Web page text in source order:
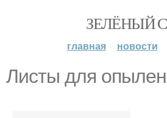
ЗЕЛЁНЫЙ
главная новости
Листы для